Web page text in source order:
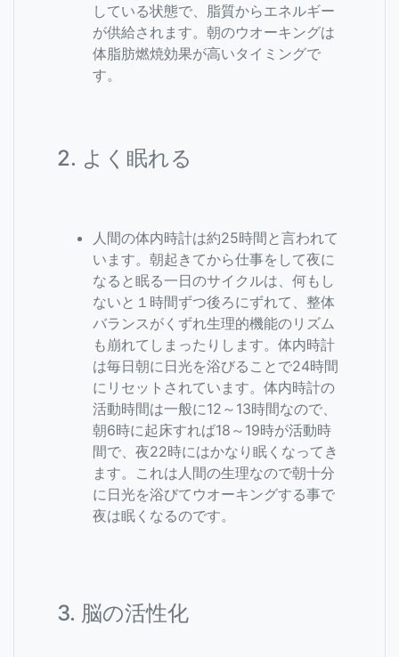
している状態で、脂質からエネルギー
が供給されます。朝のウオーキングは
体脂肪燃焼効果が高いタイミングで
す。
2. よく眠れる
人間の体内時計は約25時間と言われて
います。朝起きてから仕事をして夜に
なると眠る一日のサイクルは、何もし
ないと１時間ずつ後ろにずれて、整体
バランスがくずれ生理的機能のリズム
も崩れてしまったりします。体内時計
は毎日朝に日光を浴びることで24時間
にリセットされています。体内時計の
活動時間は一般に12～13時間なので、
朝6時に起床すれば18～19時が活動時
間で、夜22時にはかなり眠くなってき
ます。これは人間の生理なので朝十分
に日光を浴びてウオーキングする事で
夜は眠くなるのです。
3. 脳の活性化